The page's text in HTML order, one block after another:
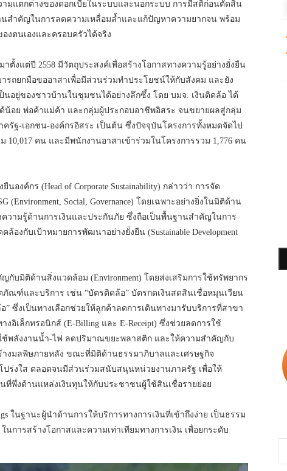
ามแตกต่างของดอกเบี้ยในระบบและนอกระบบ การมีสติก่อนตัดสิน
นสำคัญในการลดความเหลื่อมล้ำและแก้ปัญหาความยากจน พร้อม
งตนเองและครอบครัวได้จริง
งแต่ปี 2558 มีวัตถุประสงค์เพื่อสร้างโอกาสทางความรู้อย่างยั่งยืน
ถยกมือขออาสาเพื่อมีส่วนร่วมทำประโยชน์ให้กับสังคม และยัง
นอยู่ของชาวบ้านในชุมชนได้อย่างลึกซึ้ง โดย บมจ. เงินติดล้อ ได้
อย พ่อค้าแม่ค้า และกลุ่มผู้ประกอบอาชีพอิสระ จนขยายผลสู่กลุ่ม
ฐ-เอกชน-องค์กรอิสระ เป็นต้น ซึ่งปัจจุบันโครงการทั้งหมดจัดไป
คน และมีพนักงานอาสาเข้าร่วมในโครงการรวม 1,776 คน
ค์กร (Head of Corporate Sustainability) กล่าวว่า การจัด
Social, Governance) โดยเฉพาะอย่างยิ่งในมิติด้าน
ความรู้ด้านการเงินและประกันภัย ซึ่งถือเป็นพื้นฐานสำคัญในการ
งกับเป้าหมายการพัฒนาอย่างยั่งยืน (Sustainable Development
บมิติด้านสิ่งแวดล้อม (Environment) โดยส่งเสริมการใช้ทรัพยากร
ณฑ์และบริการ เช่น “บัตรติดล้อ” บัตรกดเงินสดสินเชื่อหมุนเวียน
ซึ่งเป็นทางเลือกช่วยให้ลูกค้าลดการเดินทางมารับบริการที่สาขา
อิเล็กทรอนิกส์ (E-Billing และ E-Receipt) ซึ่งช่วยลดการใช้
ช้พลังงานน้ำ-ไฟ ลดปริมาณขยะพลาสติก และให้ความสำคัญกับ
างมลพิษภายหลัง ขณะที่มิติด้านธรรมาภิบาลและเศรษฐกิจ
ปร่งใส ตลอดจนมีส่วนร่วมสนับสนุนหน่วยงานภาครัฐ เพื่อให้
ที่พึ่งด้านแหล่งเงินทุนให้กับประชาชนผู้ใช้สินเชื่อรายย่อย
ในฐานะผู้นำด้านการให้บริการทางการเงินที่เข้าถึงง่าย เป็นธรรม
ในการสร้างโอกาสและความเท่าเทียมทางการเงิน เพื่อยกระดับ